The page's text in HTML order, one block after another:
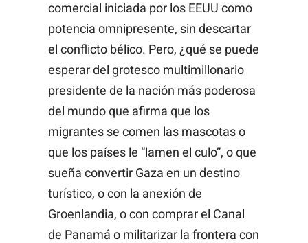
comercial iniciada por los EEUU como
potencia omnipresente, sin descartar
el conflicto bélico. Pero, ¿qué se puede
esperar del grotesco multimillonario
presidente de la nación más poderosa
del mundo que afirma que los
migrantes se comen las mascotas o
que los países le “lamen el culo”, o que
sueña convertir Gaza en un destino
turístico, o con la anexión de
Groenlandia, o con comprar el Canal
de Panamá o militarizar la frontera con